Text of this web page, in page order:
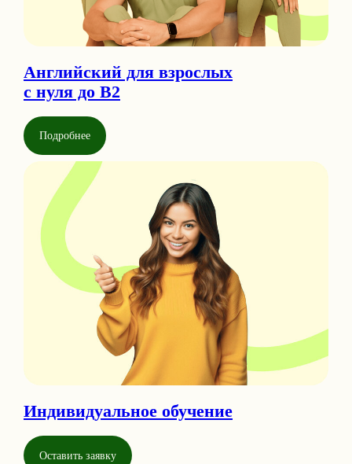
Английский для взрослых
с нуля до B2
Подробнее
Индивидуальное обучение
Оставить заявку